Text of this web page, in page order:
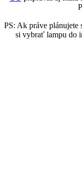
PS: Ak práve plánujete
si vybrať lampu do